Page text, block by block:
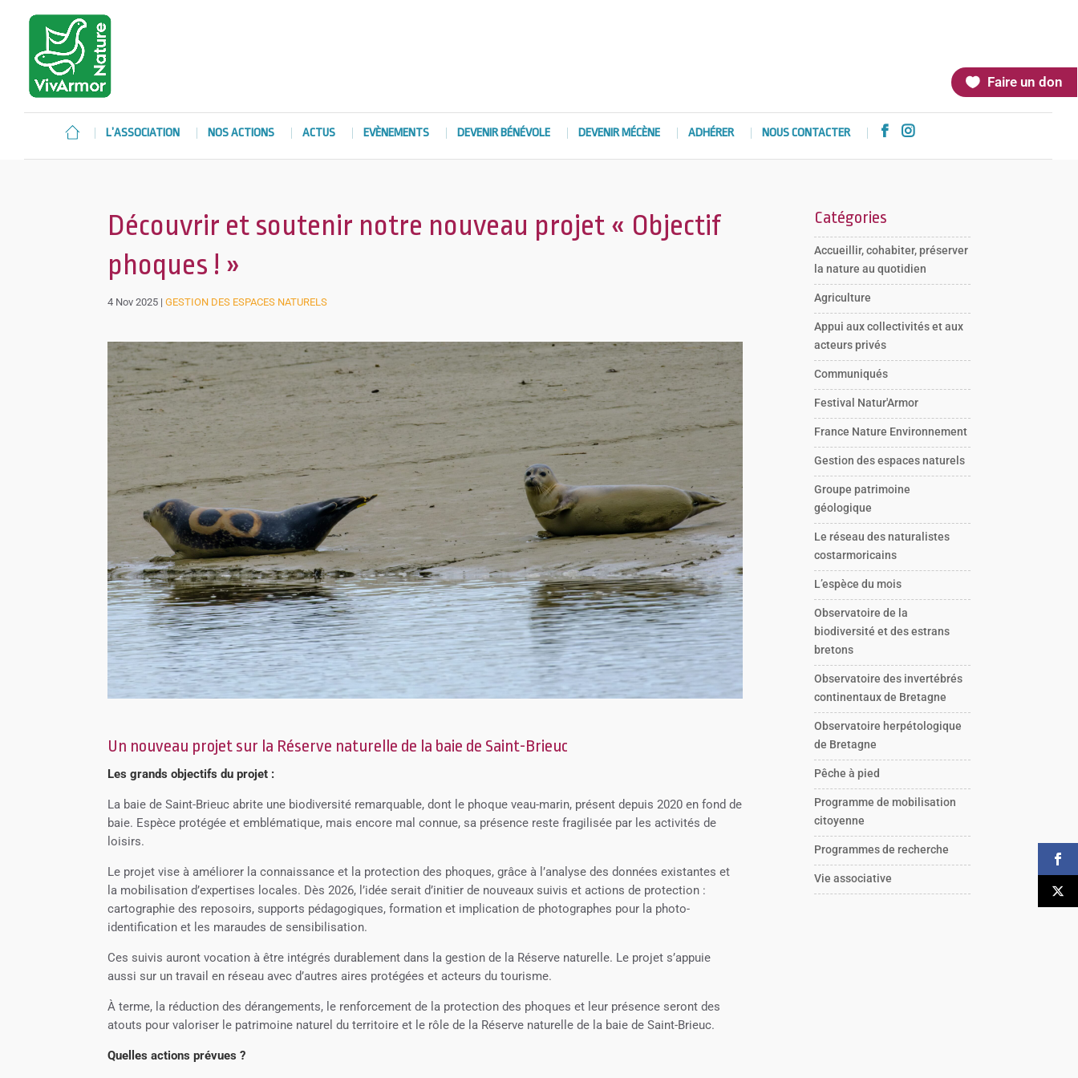
Faire un don
L’ASSOCIATION NOS ACTIONS ACTUS EVÈNEMENTS DEVENIR BÉNÉVOLE DEVENIR MÉCÈNE ADHÉRER NOUS CONTACTER  
Découvrir et soutenir notre nouveau projet « Objectif
phoques ! »
4 Nov 2025 |GESTION DES ESPACES NATURELS
Un nouveau projet sur la Réserve naturelle de la baie de Saint-Brieuc
Les grands objectifs du projet :
La baie de Saint-Brieuc abrite une biodiversité remarquable, dont le phoque veau-marin, présent depuis 2020 en fond de
baie. Espèce protégée et emblématique, mais encore mal connue, sa présence reste fragilisée par les activités de
loisirs.
Le projet vise à améliorer la connaissance et la protection des phoques, grâce à l’analyse des données existantes et
la mobilisation d’expertises locales. Dès 2026, l’idée serait d’initier de nouveaux suivis et actions de protection :
cartographie des reposoirs, supports pédagogiques, formation et implication de photographes pour la photo-
identification et les maraudes de sensibilisation.
Ces suivis auront vocation à être intégrés durablement dans la gestion de la Réserve naturelle. Le projet s’appuie
aussi sur un travail en réseau avec d’autres aires protégées et acteurs du tourisme.
À terme, la réduction des dérangements, le renforcement de la protection des phoques et leur présence seront des
atouts pour valoriser le patrimoine naturel du territoire et le rôle de la Réserve naturelle de la baie de Saint-Brieuc.
Quelles actions prévues ?
Catégories
Accueillir, cohabiter, préserver
la nature au quotidien
Agriculture
Appui aux collectivités et aux
acteurs privés
Communiqués
Festival Natur'Armor
France Nature Environnement
Gestion des espaces naturels
Groupe patrimoine
géologique
Le réseau des naturalistes
costarmoricains
L’espèce du mois
Observatoire de la
biodiversité et des estrans
bretons
Observatoire des invertébrés
continentaux de Bretagne
Observatoire herpétologique
de Bretagne
Pêche à pied
Programme de mobilisation
citoyenne
Programmes de recherche
Vie associative